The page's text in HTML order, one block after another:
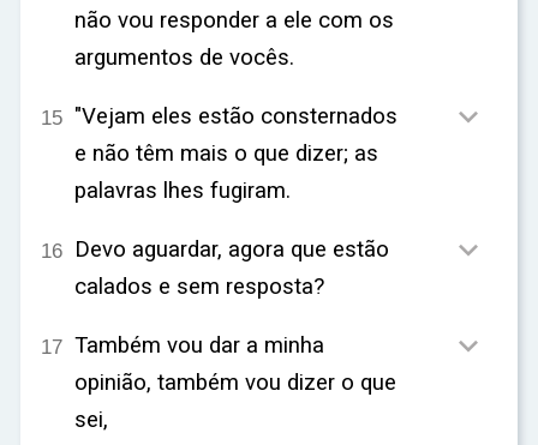
não vou responder a ele com os
argumentos de vocês.
15 "Vejam eles estão consternados
e não têm mais o que dizer; as
palavras lhes fugiram.

16 Devo aguardar, agora que estão
calados e sem resposta?

17 Também vou dar a minha
opinião, também vou dizer o que
sei,
